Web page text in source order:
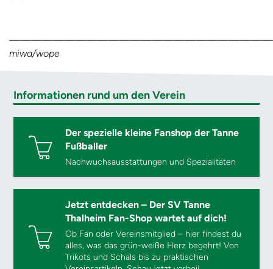
miwa/wope
Informationen rund um den Verein
Der spezielle kleine Fanshop der Tanne
Fußballer
Nachwuchsausstattungen und Spezialitäten
Jetzt entdecken – Der SV Tanne
Thalheim Fan-Shop wartet auf dich!
Ob Fan oder Vereinsmitglied – hier findest du
alles, was das grün-weiße Herz begehrt! Von
Trikots und Schals bis zu praktischen